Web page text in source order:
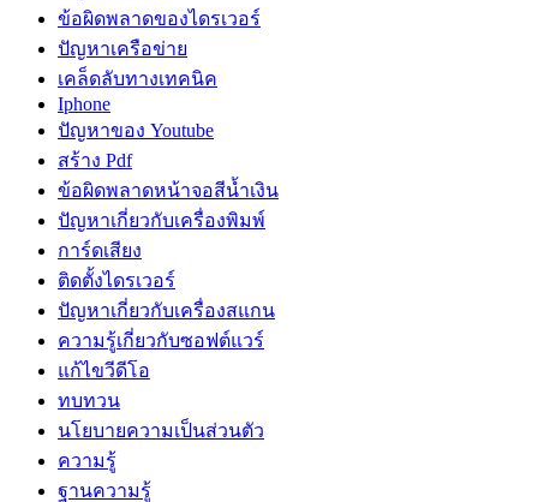
ข้อผิดพลาดของไดรเวอร์
ปัญหาเครือข่าย
เคล็ดลับทางเทคนิค
Iphone
ปัญหาของ Youtube
สร้าง Pdf
ข้อผิดพลาดหน้าจอสีน้ำเงิน
ปัญหาเกี่ยวกับเครื่องพิมพ์
การ์ดเสียง
ติดตั้งไดรเวอร์
ปัญหาเกี่ยวกับเครื่องสแกน
ความรู้เกี่ยวกับซอฟต์แวร์
แก้ไขวีดีโอ
ทบทวน
นโยบายความเป็นส่วนตัว
ความรู้
ฐานความรู้